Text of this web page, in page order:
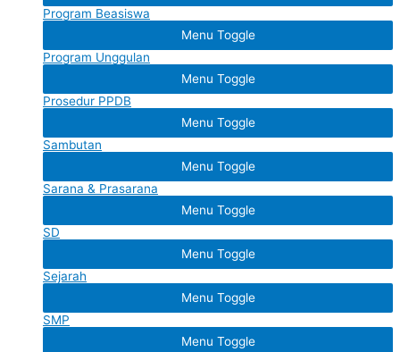
Program Beasiswa
Menu Toggle
Program Unggulan
Menu Toggle
Prosedur PPDB
Menu Toggle
Sambutan
Menu Toggle
Sarana & Prasarana
Menu Toggle
SD
Menu Toggle
Sejarah
Menu Toggle
SMP
Menu Toggle